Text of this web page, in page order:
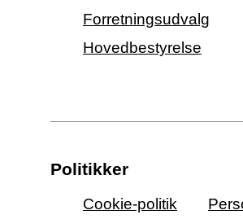
Forretningsudvalg
Hovedbestyrelse
Politikker
Cookie-politik